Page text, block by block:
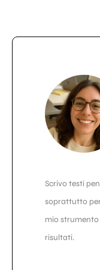
Scrivo testi
soprattutto
mio
risultati.